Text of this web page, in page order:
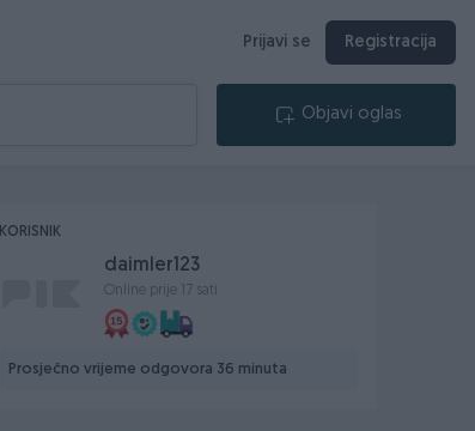
Prijavi se Registracija
Objavi oglas
KORISNIK
daimler123
Online prije 17 sati
Prosječno vrijeme odgovora 36 minuta